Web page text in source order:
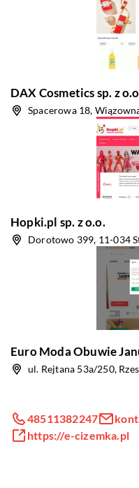
DAX Cosmetics sp. z
Spacerowa 18,
Hopki.pl sp. z o.o.
Dorotowo 399, 11-034
Euro Moda Obuwie
ul. Rejtana 53a/250,
48511382247
https://e-cizemka.pl